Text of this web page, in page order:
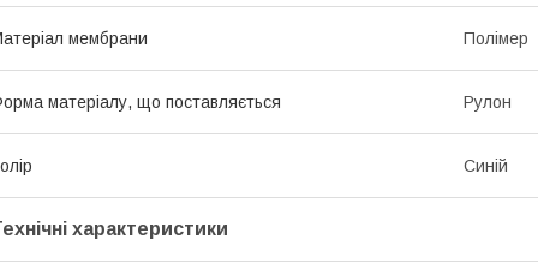
мембрани Полімер
матеріалу, що поставляється Рулон
Синій
характеристики